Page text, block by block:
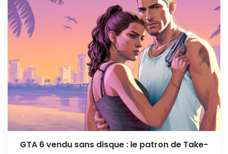
GTA 6 vendu sans disque : le patron de Take-